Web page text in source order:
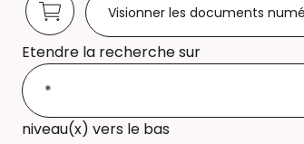
Visionner les documents
Etendre la recherche sur
niveau(x) vers le bas